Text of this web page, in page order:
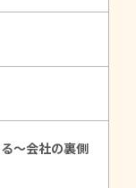
～会社の裏側